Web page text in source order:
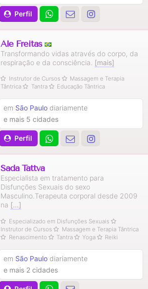
Perfil
Ale Freitas
Transformando vidas através do corpo, da
respiração e da consciência. [mais]
Instrutor de Cursos
Massagem e Terapia
Tântrica
Tantra Educação Tântrica
Perfil
em São Paulo diariamente
e mais 5 cidades
Sada Tattva
Especialista em tratamento para
Disfunções Sexuais do sexo
Masculino.Terapeuta corporal desde 2009
na [...]
Especializado em Disfunções Sexuais
Instrutor de Cursos
Massagem e Terapia Tântrica
Renascimento
Tantra Yoga Reiki
em São Paulo diariamente
e mais 2 cidades